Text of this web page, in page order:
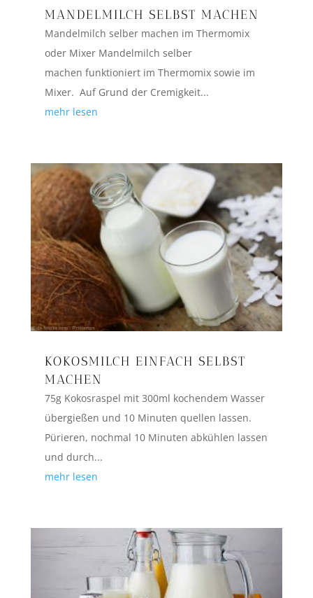
MANDELMILCH SELBST MACHEN
Mandelmilch selber machen im Thermomix
oder Mixer Mandelmilch selber
machen funktioniert im Thermomix sowie im
Mixer. Auf Grund der Cremigkeit...
mehr lesen
KOKOSMILCH EINFACH SELBST
MACHEN
75g Kokosraspel mit 300ml kochendem Wasser
übergießen und 10 Minuten quellen lassen.
Pürieren, nochmal 10 Minuten abkühlen lassen
und durch...
mehr lesen